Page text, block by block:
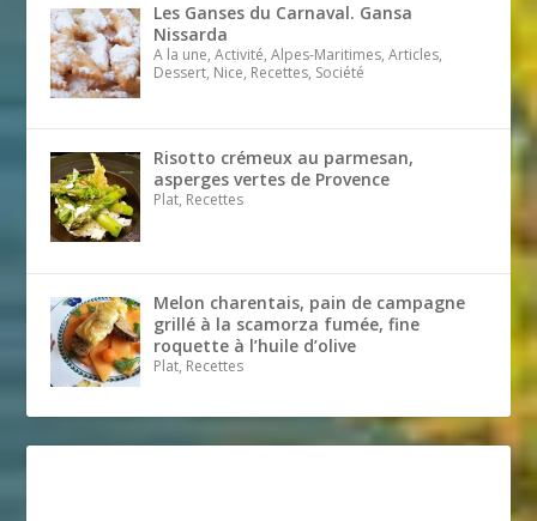
Les Ganses du Carnaval. Gansa
Nissarda
A la une, Activité, Alpes-Maritimes, Articles,
Dessert, Nice, Recettes, Société
Risotto crémeux au parmesan,
asperges vertes de Provence
Plat, Recettes
Melon charentais, pain de campagne
grillé à la scamorza fumée, fine
roquette à l’huile d’olive
Plat, Recettes